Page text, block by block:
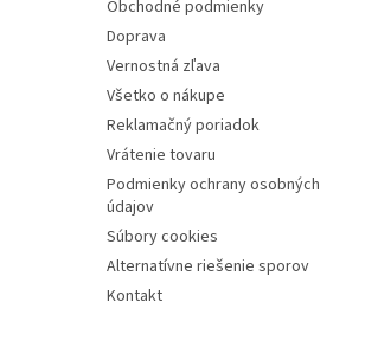
Obchodné podmienky
Doprava
Vernostná zľava
Všetko o nákupe
Reklamačný poriadok
Vrátenie tovaru
Podmienky ochrany osobných
údajov
Súbory cookies
Alternatívne riešenie sporov
Kontakt